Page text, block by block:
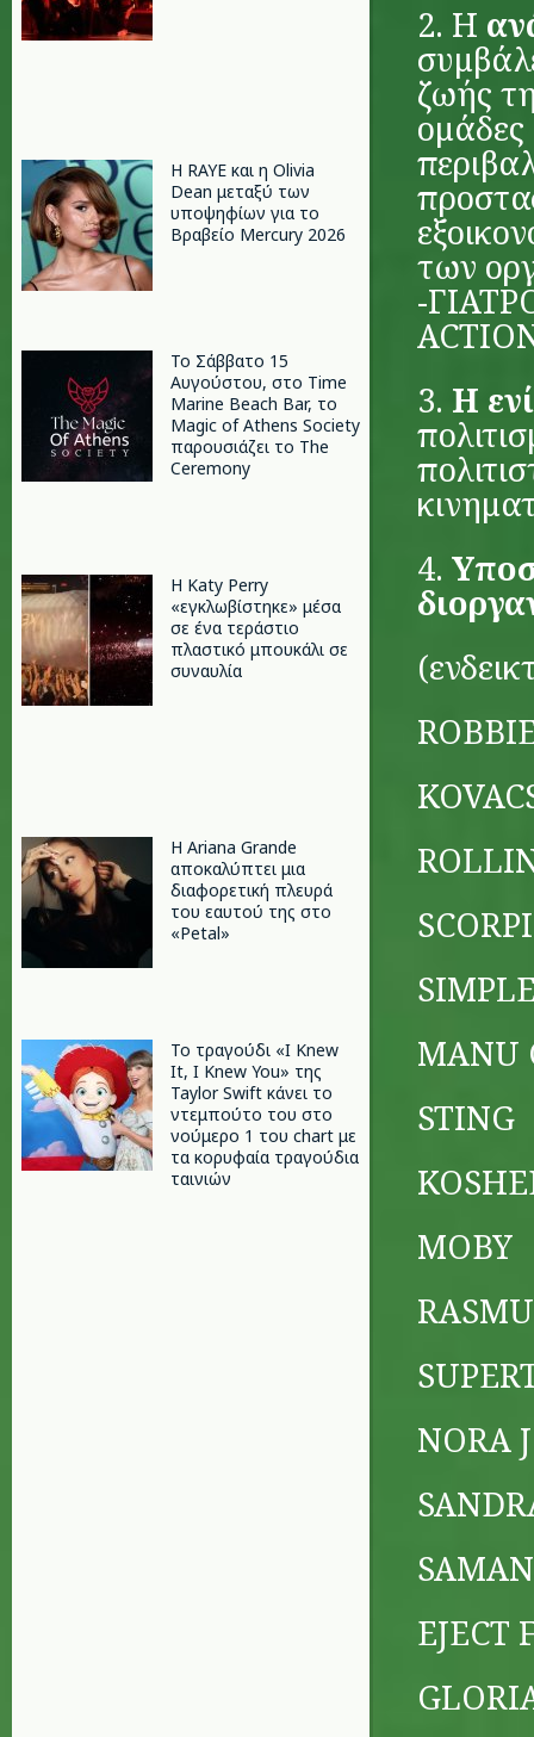
Η RAYE και η Olivia
Dean μεταξύ των
υποψηφίων για το
Βραβείο Mercury 2026
Το Σάββατο 15
Αυγούστου, στο Time
Marine Beach Bar, το
Magic of Athens Society
παρουσιάζει το The
Ceremony
H Katy Perry
«εγκλωβίστηκε» μέσα
σε ένα τεράστιο
πλαστικό μπουκάλι σε
συναυλία
Η Ariana Grande
αποκαλύπτει μια
διαφορετική πλευρά
του εαυτού της στο
«Petal»
Το τραγούδι «I Knew
It, I Knew You» της
Taylor Swift κάνει το
ντεμπούτο του στο
νούμερο 1 του chart με
τα κορυφαία τραγούδια
ταινιών
2. Η
ζωής
ομάδες
των
-
3. Η
4.
MANU
STING
MOBY
NORA
EJECT